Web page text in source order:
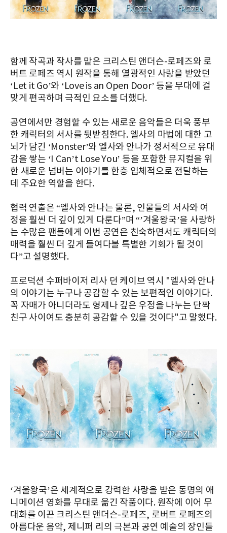
함께 작곡과 작사를 맡은 크리스틴 앤더슨-로페즈와 로
버트 로페즈 역시 원작을 통해 열광적인 사랑을 받았던
‘Let it Go’와 ‘Love is an Open Door’ 등을 무대에 걸
맞게 편곡하며 극적인 요소를 더했다.
공연에서만 경험할 수 있는 새로운 음악들은 더욱 풍부
한 캐릭터의 서사를 뒷받침한다. 엘사의 마법에 대한 고
뇌가 담긴 ‘Monster’와 엘사와 안나가 정서적으로 유대
감을 쌓는 ‘I Can’t Lose You’ 등을 포함한 뮤지컬을 위
한 새로운 넘버는 이야기를 한층 입체적으로 전달하는
데 주요한 역할을 한다.
협력 연출은 “엘사와 안나는 물론, 인물들의 서사와 여
정을 훨씬 더 깊이 있게 다룬다”며 “’겨울왕국’을 사랑하
는 수많은 팬들에게 이번 공연은 친숙하면서도 캐릭터의
매력을 훨씬 더 깊게 들여다볼 특별한 기회가 될 것이
다”고 설명했다.
프로덕션 수퍼바이저 리사 던 케이브 역시 "엘사와 안나
의 이야기는 누구나 공감할 수 있는 보편적인 이야기다.
꼭 자매가 아니더라도 형제나 깊은 우정을 나누는 단짝
친구 사이여도 충분히 공감할 수 있을 것이다"고 말했다.
‘겨울왕국’은 세계적으로 강력한 사랑을 받은 동명의 애
니메이션 영화를 무대로 옮긴 작품이다. 원작에 이어 무
대화를 이끈 크리스틴 앤더슨-로페즈, 로버트 로페즈의
아름다운 음악, 제니퍼 리의 극본과 공연 예술의 장인들